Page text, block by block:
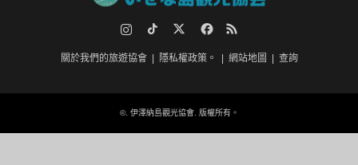
臉書 RSS
關於我們的旅遊協會 隱私權政策。 網站地圖 查詢
©. 伊澤納島觀光協會. 版權所有。